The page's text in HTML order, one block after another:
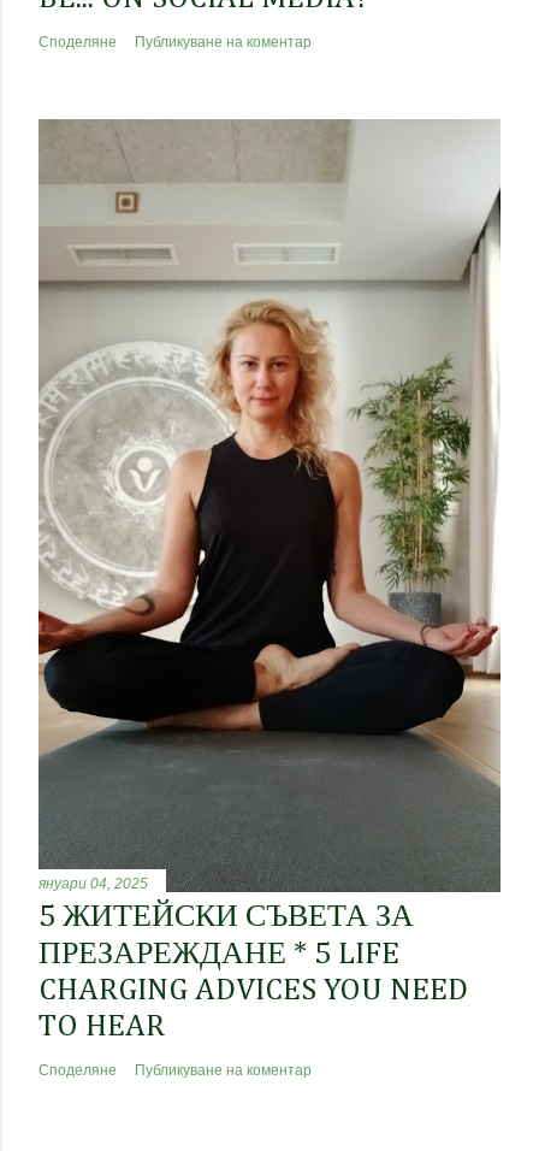
Споделяне Публикуване на коментар
януари 04, 2025
5 ЖИТЕЙСКИ СЪВЕТА ЗА
ПРЕЗАРЕЖДАНЕ * 5 LIFE
CHARGING ADVICES YOU NEED
TO HEAR
Споделяне Публикуване на коментар